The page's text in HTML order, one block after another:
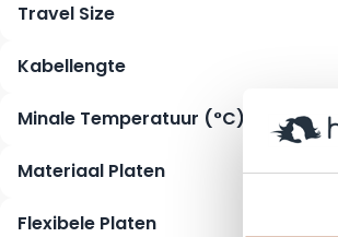
Travel Size
Kabellengte
Minale Temperatuur (°C)
Materiaal Platen
Flexibele Platen